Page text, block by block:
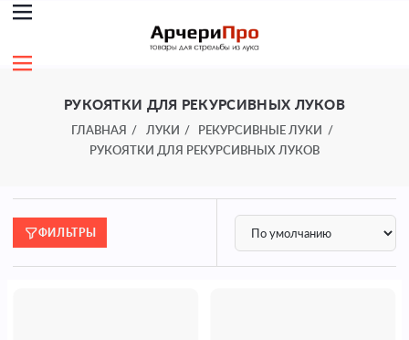
РУКОЯТКИ ДЛЯ РЕКУРСИВНЫХ ЛУКОВ
ГЛАВНАЯ ЛУКИ
РЕКУРСИВНЫЕ ЛУКИ
РУКОЯТКИ ДЛЯ РЕКУРСИВНЫХ ЛУКОВ
ФИЛЬТРЫ